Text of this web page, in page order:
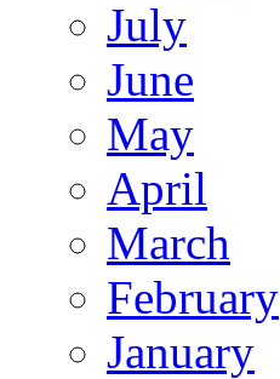
July
June
May
April
March
February
January